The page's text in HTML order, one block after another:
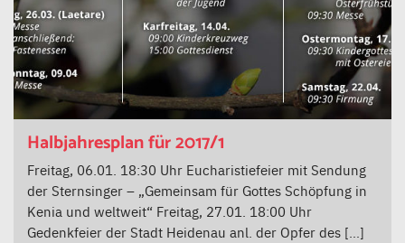
Halbjahresplan für 2017/1
Freitag, 06.01. 18:30 Uhr Eucharistiefeier mit Sendung
der Sternsinger – „Gemeinsam für Gottes Schöpfung in
Kenia und weltweit“ Freitag, 27.01. 18:00 Uhr
Gedenkfeier der Stadt Heidenau anl. der Opfer des […]